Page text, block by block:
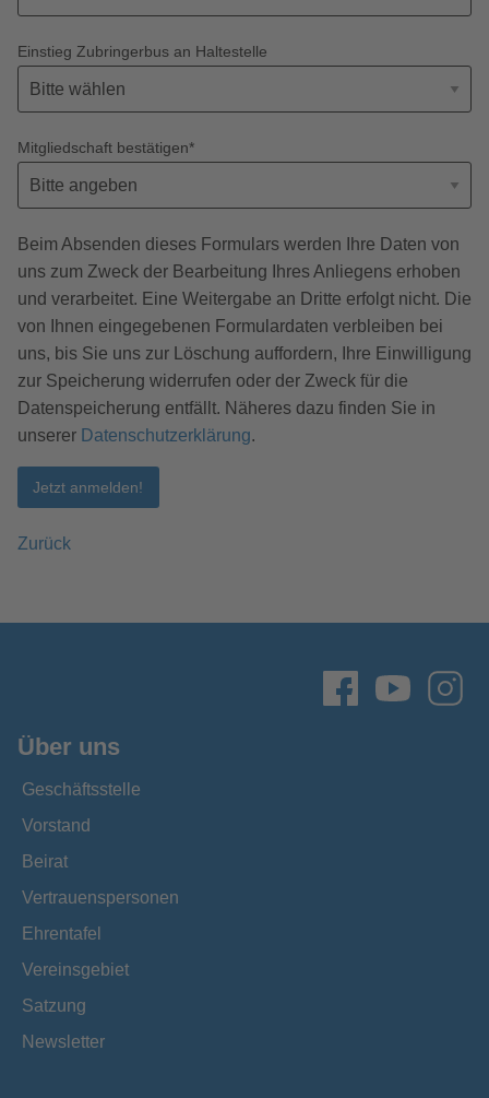
Einstieg Zubringerbus an Haltestelle
Mitgliedschaft bestätigen*
Beim Absenden dieses Formulars werden Ihre Daten von
uns zum Zweck der Bearbeitung Ihres Anliegens erhoben
und verarbeitet. Eine Weitergabe an Dritte erfolgt nicht. Die
von Ihnen eingegebenen Formulardaten verbleiben bei
uns, bis Sie uns zur Löschung auffordern, Ihre Einwilligung
zur Speicherung widerrufen oder der Zweck für die
Datenspeicherung entfällt. Näheres dazu finden Sie in
unserer Datenschutzerklärung.
Jetzt anmelden!
Zurück
Über uns
Geschäftsstelle
Vorstand
Beirat
Vertrauenspersonen
Ehrentafel
Vereinsgebiet
Satzung
Newsletter